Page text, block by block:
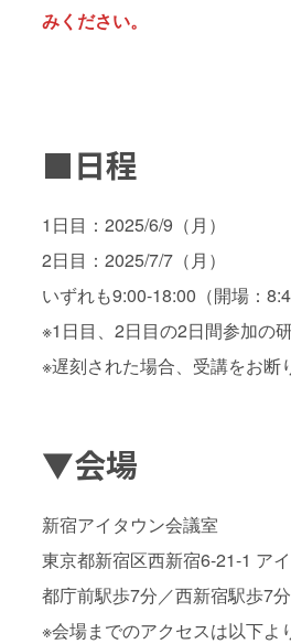
みください。
■日程
1日目：2025/6/9（月）
2日目：2025/7/7（月）
いずれも9:00-18:00（開場：
※1日目、2日目の2日間参加の
※遅刻された場合、受講をお断
▼会場
新宿アイタウン会議室
東京都新宿区西新宿6-21-1 ア
都庁前駅歩7分／西新宿駅歩7
※会場までのアクセスは以下よ